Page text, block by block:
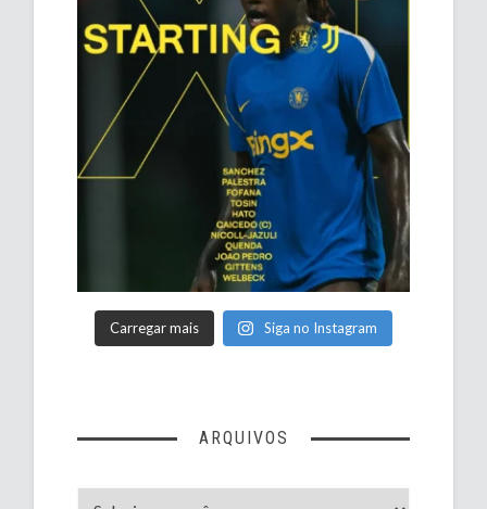
Carregar mais Siga no Instagram
ARQUIVOS